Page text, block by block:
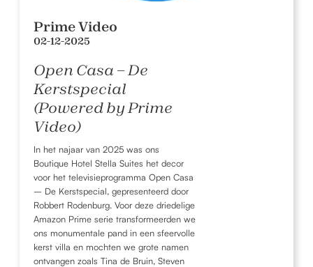
Prime Video
02-12-2025
Open Casa – De
Kerstspecial
(Powered by Prime
Video)
In het najaar van 2025 was ons
Boutique Hotel Stella Suites het decor
voor het televisieprogramma Open Casa
– De Kerstspecial, gepresenteerd door
Robbert Rodenburg. Voor deze driedelige
Amazon Prime serie transformeerden we
ons monumentale pand in een sfeervolle
kerst villa en mochten we grote namen
ontvangen zoals Tina de Bruin, Steven